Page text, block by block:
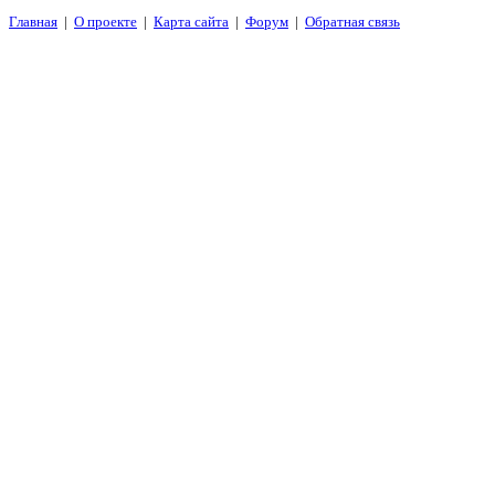
Главная | О проекте | Карта сайта | Форум | Обратная связь